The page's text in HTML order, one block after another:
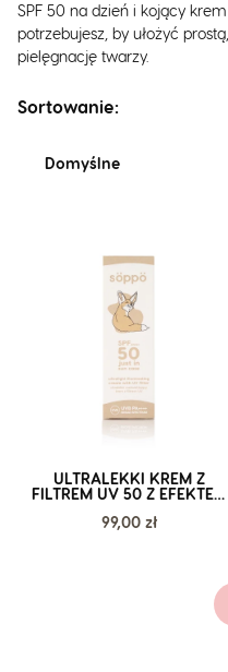
SPF 50 na dzień i kojący
potrzebujesz, by ułożyć
pielęgnację twarzy.
Lista
Sortowanie:
Domyślne
ULTRALEKKI KREM Z
FILTREM UV 50 Z EFEKTEM
SPFENNEC
Cena
99,00 zł